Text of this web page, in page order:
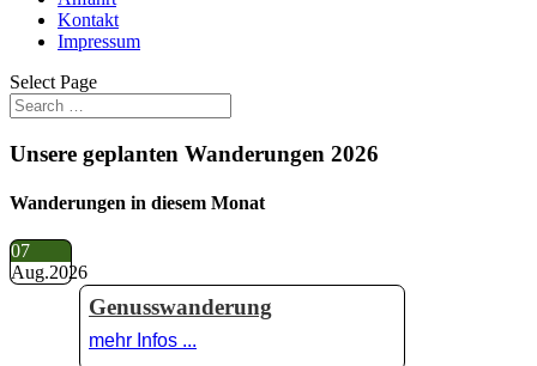
Kontakt
Impressum
Select Page
Unsere geplanten Wanderungen 2026
Wanderungen in diesem Monat
07
Aug.2026
Genusswanderung
mehr Infos ...